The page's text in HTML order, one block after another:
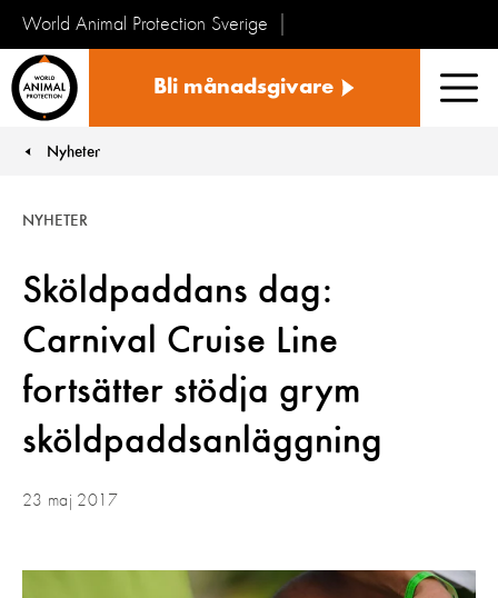
World Animal Protection Sverige
Bli månadsgivare
You are here:
Nyheter
Sköldpaddans dag:
Carnival Cruise Line
fortsätter stödja grym
sköldpaddsanläggning
NYHETER
23 maj 2017